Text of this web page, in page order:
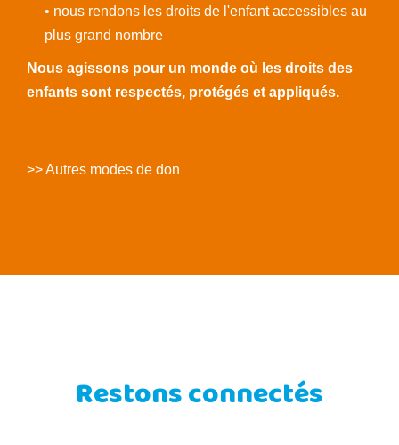
• nous rendons les droits de l'enfant accessibles au
plus grand nombre
Nous agissons pour un monde où les droits des
enfants sont respectés, protégés et appliqués.
>> Autres modes de don
Restons connectés